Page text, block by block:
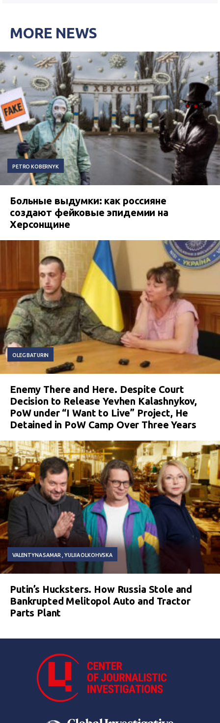
MORE NEWS
PETRO KOBERNYK
Больные выдумки: как россияне
создают фейковые эпидемии на
Херсонщине
OLEG BATURIN
Enemy There and Here. Despite Court
Decision to Release Yevhen Kalashnykov,
PoW under “I Want to Live” Project, He
Detained in PoW Camp Over Three Years
VALENTYNA SAMAR YULIIA OLKOHVSKA
Putin’s Hucksters. How Russia Stole and
Bankrupted Melitopol Auto and Tractor
Parts Plant